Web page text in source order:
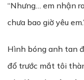
“Nhưng… em nhận
chưa bao giờ yêu
Hình bóng anh tan
đổ trước mắt tôi